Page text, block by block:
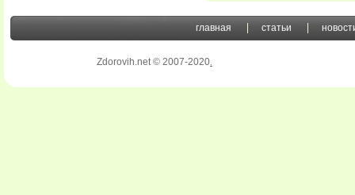
главная статьи
Zdorovih.net © 2007-2020